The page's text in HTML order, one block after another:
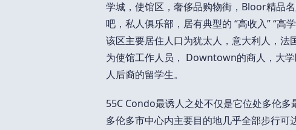
学城，使馆区，奢侈品购物街，Bloor精品
吧，私人俱乐部，居有典型的 “高收入” “高
该区主要居住人口为犹太人，意大利人，
为使馆工作人员， Downtown的商人，大
人后裔的留学生。
55C Condo最诱人之处不仅是它位处多伦多
多伦多市中心内主要目的地几乎全部步行